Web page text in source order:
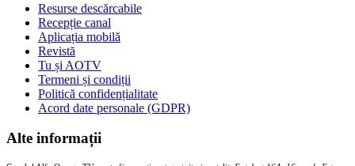
Resurse descărcabile
Recepție canal
Aplicația mobilă
Revistă
Tu și AOTV
Termeni și condiții
Politică confidențialitate
Acord date personale (GDPR)
Alte informații